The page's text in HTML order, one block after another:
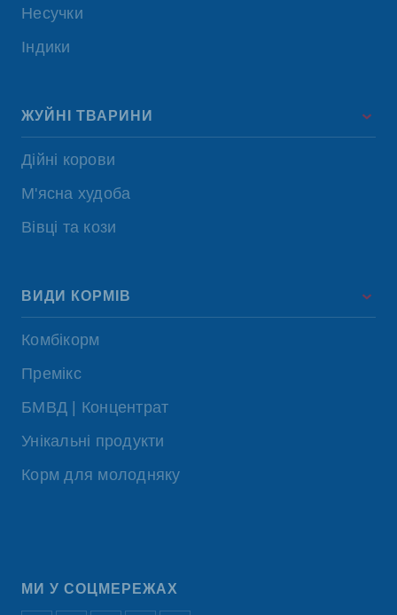
Несучки
Індики
ЖУЙНІ ТВАРИНИ
Дійні корови
М'ясна худоба
Вівці та кози
ВИДИ КОРМІВ
Комбікорм
Премікс
БМВД | Концентрат
Унікальні продукти
Корм для молодняку
МИ У СОЦМЕРЕЖАХ